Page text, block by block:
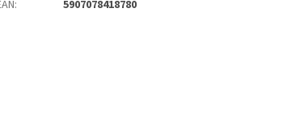
: 5907078418780